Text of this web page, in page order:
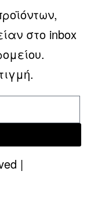
στο inbox
|